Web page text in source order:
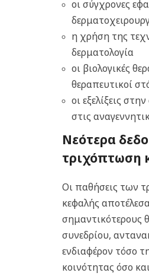
οι σύγχρονες
η χρήση της
δερματολογία
οι βιολογικές
θεραπευτικοί
οι εξελίξεις
στις
Νεότερα
τριχόπτωση
Οι παθήσεις των
κεφαλής
σημαντικότερους
συνεδρίου,
ενδιαφέρον τόσο
κοινότητας όσο